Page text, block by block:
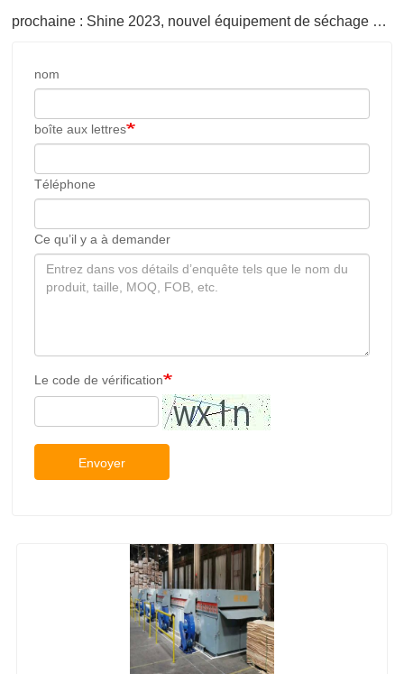
prochaine : Shine 2023, nouvel équipement de séchage vertical des placages
nom
boîte aux lettres
Téléphone
Ce qu’il y a à demander
Le code de vérification
Envoyer